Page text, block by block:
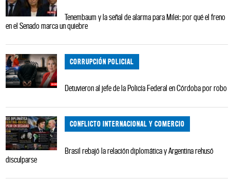
Tenembaum y la señal de alarma para Milei: por qué el freno
en el Senado marca un quiebre
CORRUPCIÓN POLICIAL
Detuvieron al jefe de la Policía Federal en Córdoba por robo
CONFLICTO INTERNACIONAL Y COMERCIO
Brasil rebajó la relación diplomática y Argentina rehusó
disculparse